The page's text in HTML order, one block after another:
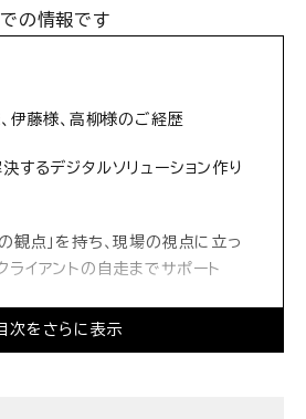
の情報です
次をさらに表示
伊藤様、高柳様のご経歴
決するデジタルソリューション作り
の観点」を持ち、現場の視点に立っ
ライアントの自走までサポート